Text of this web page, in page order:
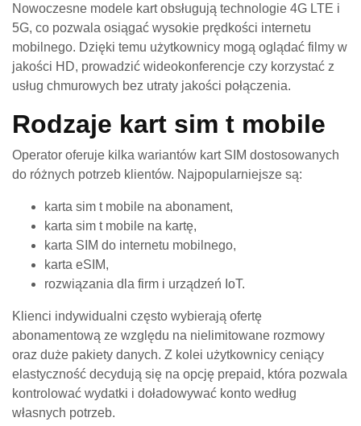
Nowoczesne modele kart obsługują technologie 4G LTE i
5G, co pozwala osiągać wysokie prędkości internetu
mobilnego. Dzięki temu użytkownicy mogą oglądać filmy w
jakości HD, prowadzić wideokonferencje czy korzystać z
usług chmurowych bez utraty jakości połączenia.
Rodzaje kart sim t mobile
Operator oferuje kilka wariantów kart SIM dostosowanych
do różnych potrzeb klientów. Najpopularniejsze są:
karta sim t mobile na abonament,
karta sim t mobile na kartę,
karta SIM do internetu mobilnego,
karta eSIM,
rozwiązania dla firm i urządzeń IoT.
Klienci indywidualni często wybierają ofertę
abonamentową ze względu na nielimitowane rozmowy
oraz duże pakiety danych. Z kolei użytkownicy ceniący
elastyczność decydują się na opcję prepaid, która pozwala
kontrolować wydatki i doładowywać konto według
własnych potrzeb.